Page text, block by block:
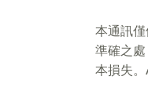
本通訊
準確之
本損失